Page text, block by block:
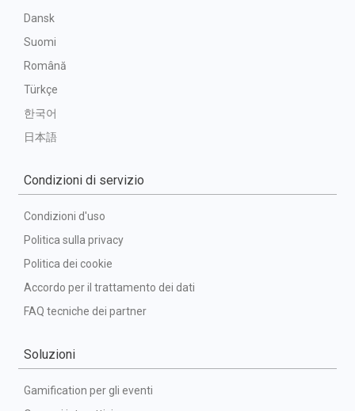
Dansk
Suomi
Română
Türkçe
한국어
日本語
Condizioni di servizio
Condizioni d'uso
Politica sulla privacy
Politica dei cookie
Accordo per il trattamento dei dati
FAQ tecniche dei partner
Soluzioni
Gamification per gli eventi